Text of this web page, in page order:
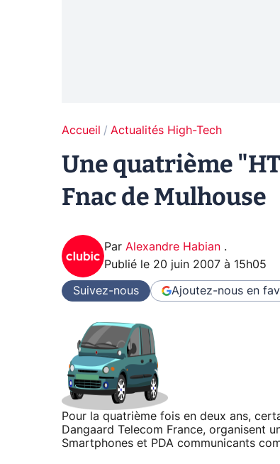
Accueil Actualités High-Tech
Une quatrième
Fnac de Mulhouse
Par Alexandre Habian .
Publié le 20 juin 2007 à 15h05
Suivez-nous Ajoutez-nous en
Pour la quatrième fois en deux ans,
Dangaard Telecom France, organisent
Smartphones et PDA communicants